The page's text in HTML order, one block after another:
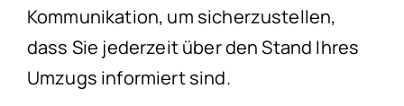
Kommunikation, um sicherzustellen,
dass Sie jederzeit über den Stand Ihres
Umzugs informiert sind.